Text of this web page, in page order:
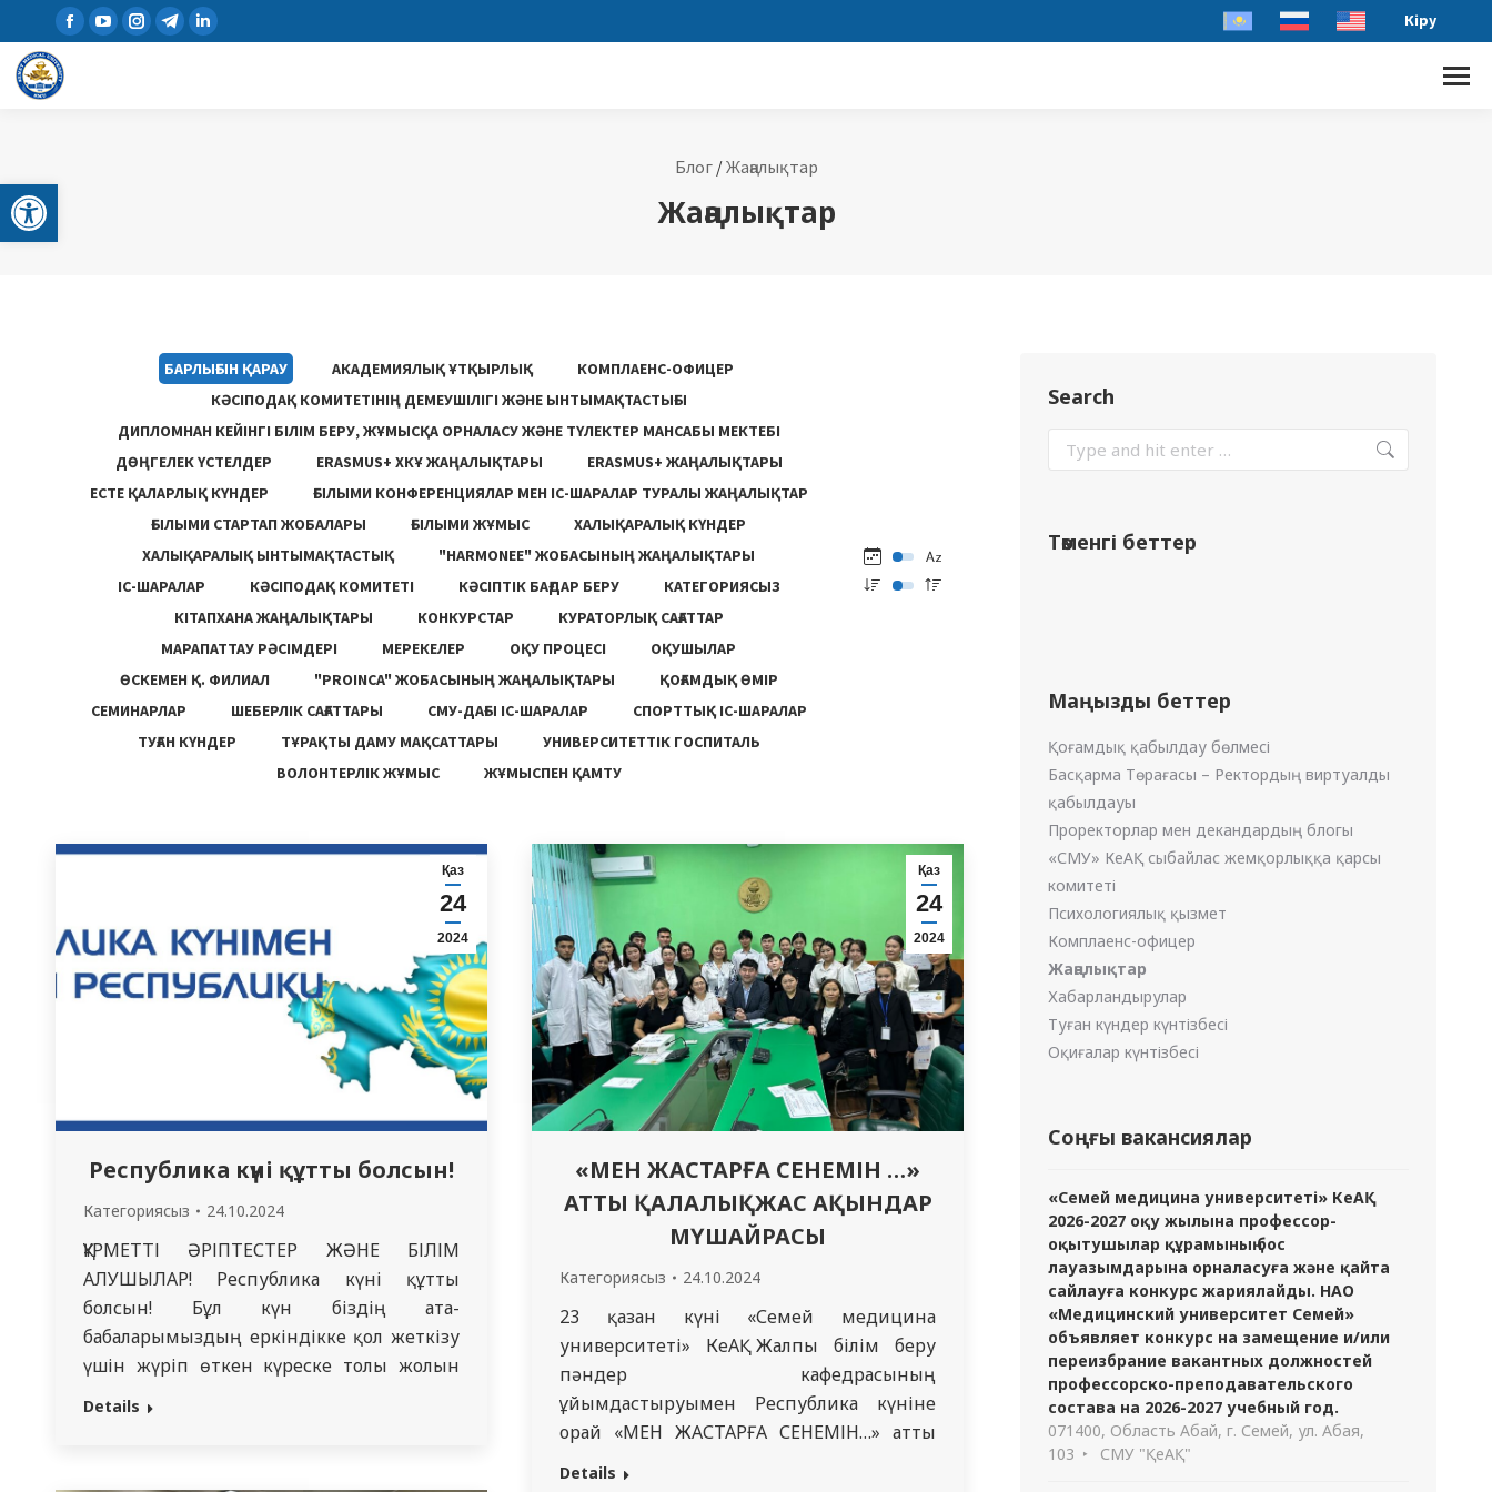
Open toolbar
Кіру
Блог/Жаңалықтар
Жаңалықтар
БАРЛЫҒЫН ҚАРАУ АКАДЕМИЯЛЫҚ ҰТҚЫРЛЫҚ
КОМПЛАЕНС-ОФИЦЕР
КӘСІПОДАҚ КОМИТЕТІНІҢ ДЕМЕУШІЛІГІ ЖӘНЕ ЫНТЫМАҚТАСТЫҒЫ
ДИПЛОМНАН КЕЙІНГІ БІЛІМ БЕРУ, ЖҰМЫСҚА ОРНАЛАСУ ЖƏНЕ ТҮЛЕКТЕР МАНСАБЫ МЕКТЕБІ
ДӨҢГЕЛЕК ҮСТЕЛДЕР
ERASMUS+ ХКҰ ЖАҢАЛЫҚТАРЫ
ERASMUS+ ЖАҢАЛЫҚТАРЫ
ЕСТЕ ҚАЛАРЛЫҚ КҮНДЕР
ҒЫЛЫМИ КОНФЕРЕНЦИЯЛАР МЕН ІС-ШАРАЛАР ТУРАЛЫ ЖАҢАЛЫҚТАР
ҒЫЛЫМИ СТАРТАП ЖОБАЛАРЫ
ҒЫЛЫМИ ЖҰМЫС
ХАЛЫҚАРАЛЫҚ КҮНДЕР
ХАЛЫҚАРАЛЫҚ ЫНТЫМАҚТАСТЫҚ
"HARMONEE" ЖОБАСЫНЫҢ ЖАҢАЛЫҚТАРЫ
ІС-ШАРАЛАР
КӘСІПОДАҚ КОМИТЕТІ КӘСІПТІК БАҒДАР БЕРУ
КАТЕГОРИЯСЫЗ
КІТАПХАНА ЖАҢАЛЫҚТАРЫ
КОНКУРСТАР
КУРАТОРЛЫҚ САҒАТТАР
МАРАПАТТАУ РӘСІМДЕРІ
МЕРЕКЕЛЕР ОҚУ ПРОЦЕСІ
ОҚУШЫЛАР
ӨСКЕМЕН Қ. ФИЛИАЛ
"PROINCA" ЖОБАСЫНЫҢ ЖАҢАЛЫҚТАРЫ
ҚОҒАМДЫҚ ӨМІР
СЕМИНАРЛАР
ШЕБЕРЛІК САҒАТТАРЫ СМУ-ДАҒЫ ІС-ШАРАЛАР
СПОРТТЫҚ ІС-ШАРАЛАР
ТУҒАН КҮНДЕР
ТҰРАҚТЫ ДАМУ МАҚСАТТАРЫ
УНИВЕРСИТЕТТІК ГОСПИТАЛЬ
ВОЛОНТЕРЛІК ЖҰМЫС
ЖҰМЫСПЕН ҚАМТУ
Қаз
24
2024
Республика күні құтты болсын!
Категориясыз 24.10.2024
ҚҰРМЕТТІ ӘРІПТЕСТЕР ЖӘНЕ БІЛІМ
АЛУШЫЛАР! Республика күні құтты
болсын! Бұл күн біздің ата-
бабаларымыздың еркіндікке қол жеткізу
үшін жүріп өткен күреске толы жолын
еске алатын күн. Еліміз өзінің тарихында
Details
Қаз
24
2024
«МЕН ЖАСТАРҒА СЕНЕМІН …»
АТТЫ ҚАЛАЛЫҚЖАС АҚЫНДАР
МҮШАЙРАСЫ
Категориясыз 24.10.2024
23 қазан күні «Семей медицина
университеті» КеАҚ Жалпы білім беру
пәндер кафедрасының
ұйымдастыруымен Республика күніне
орай «МЕН ЖАСТАРҒА СЕНЕМІН…» атты
қаламыздың медициналық оқу
Details
Search
Төменгі беттер
Маңызды беттер
Қоғамдық қабылдау бөлмесі
Басқарма Төрағасы – Ректордың виртуалды
қабылдауы
Проректорлар мен декандардың блогы
«СМУ» КеАҚ сыбайлас жемқорлыққа қарсы
комитеті
Психологиялық қызмет
Комплаенс-офицер
Жаңалықтар
Хабарландырулар
Туған күндер күнтізбесі
Оқиғалар күнтізбесі
Соңғы вакансиялар
«Семей медицина университеті» КеАҚ
2026-2027 оқу жылына профессор-
оқытушылар құрамының бос
лауазымдарына орналасуға және қайта
сайлауға конкурс жариялайды. НАО
«Медицинский университет Семей»
объявляет конкурс на замещение и/или
переизбрание вакантных должностей
профессорско-преподавательского
состава на 2026-2027 учебный год.
071400, Область Абай, г. Семей, ул. Абая,
103
СМУ "ҚеАҚ"